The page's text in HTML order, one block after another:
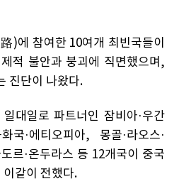
)에 참여한 10여개 최빈국들이
적 불안과 붕괴에 직면했으며,
진단이 나왔다.
대일로 파트너인 잠비아·우간
화국·에티오피아, 몽골·라오스·
르·온두라스 등 12개국이 중국
이같이 전했다.